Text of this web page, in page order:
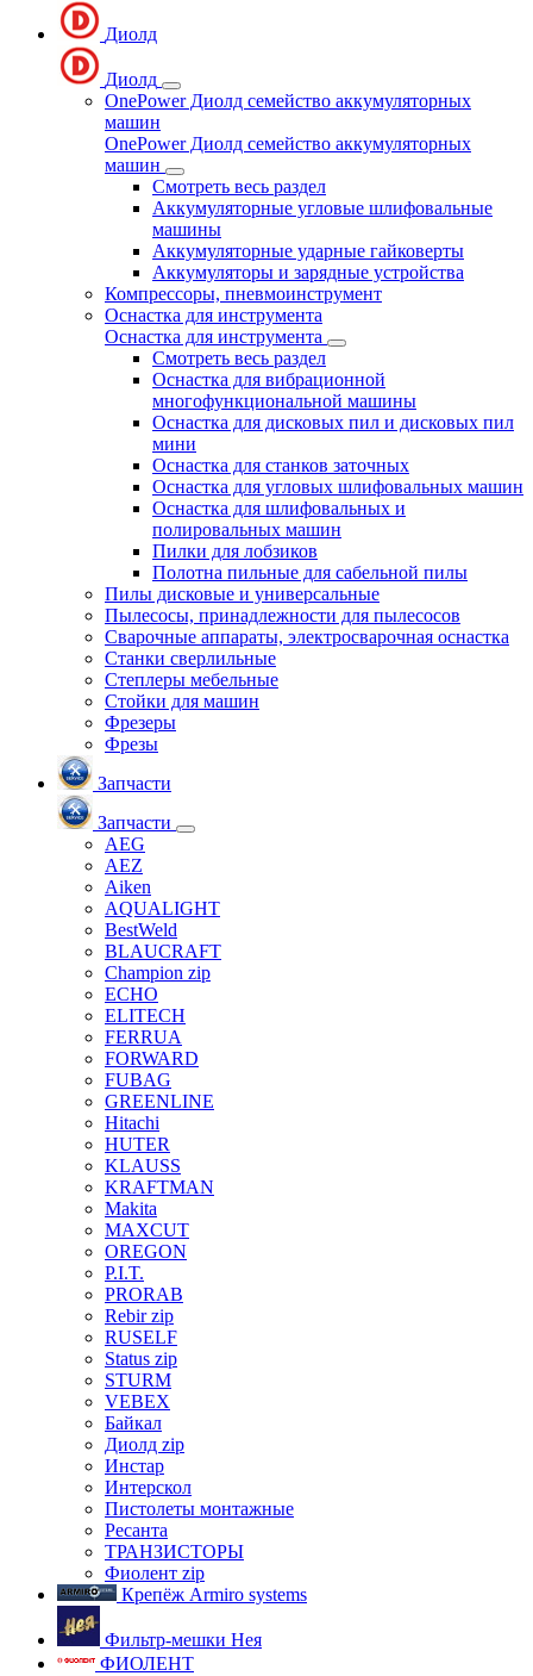
Диолд
Диолд
OnePower Диолд семейство аккумуляторных
машин
OnePower Диолд семейство аккумуляторных
машин
Смотреть весь раздел
Аккумуляторные угловые шлифовальные
машины
Аккумуляторные ударные гайковерты
Аккумуляторы и зарядные устройства
Компрессоры, пневмоинструмент
Оснастка для инструмента
Оснастка для инструмента
Смотреть весь раздел
Оснастка для вибрационной
многофункциональной машины
Оснастка для дисковых пил и дисковых пил
мини
Оснастка для станков заточных
Оснастка для угловых шлифовальных машин
Оснастка для шлифовальных и
полировальных машин
Пилки для лобзиков
Полотна пильные для сабельной пилы
Пилы дисковые и универсальные
Пылесосы, принадлежности для пылесосов
Сварочные аппараты, электросварочная оснастка
Станки сверлильные
Степлеры мебельные
Стойки для машин
Фрезеры
Фрезы
Запчасти
Запчасти
AEG
AEZ
Aiken
AQUALIGHT
BestWeld
BLAUCRAFT
Champion zip
ECHO
ELITECH
FERRUA
FORWARD
FUBAG
GREENLINE
Hitachi
HUTER
KLAUSS
KRAFTMAN
Makita
MAXCUT
OREGON
P.I.T.
PRORAB
Rebir zip
RUSELF
Status zip
STURM
VEBEX
Байкал
Диолд zip
Инстар
Интерскол
Пистолеты монтажные
Ресанта
ТРАНЗИСТОРЫ
Фиолент zip
Крепёж Armiro systems
Фильтр-мешки Нея
ФИОЛЕНТ